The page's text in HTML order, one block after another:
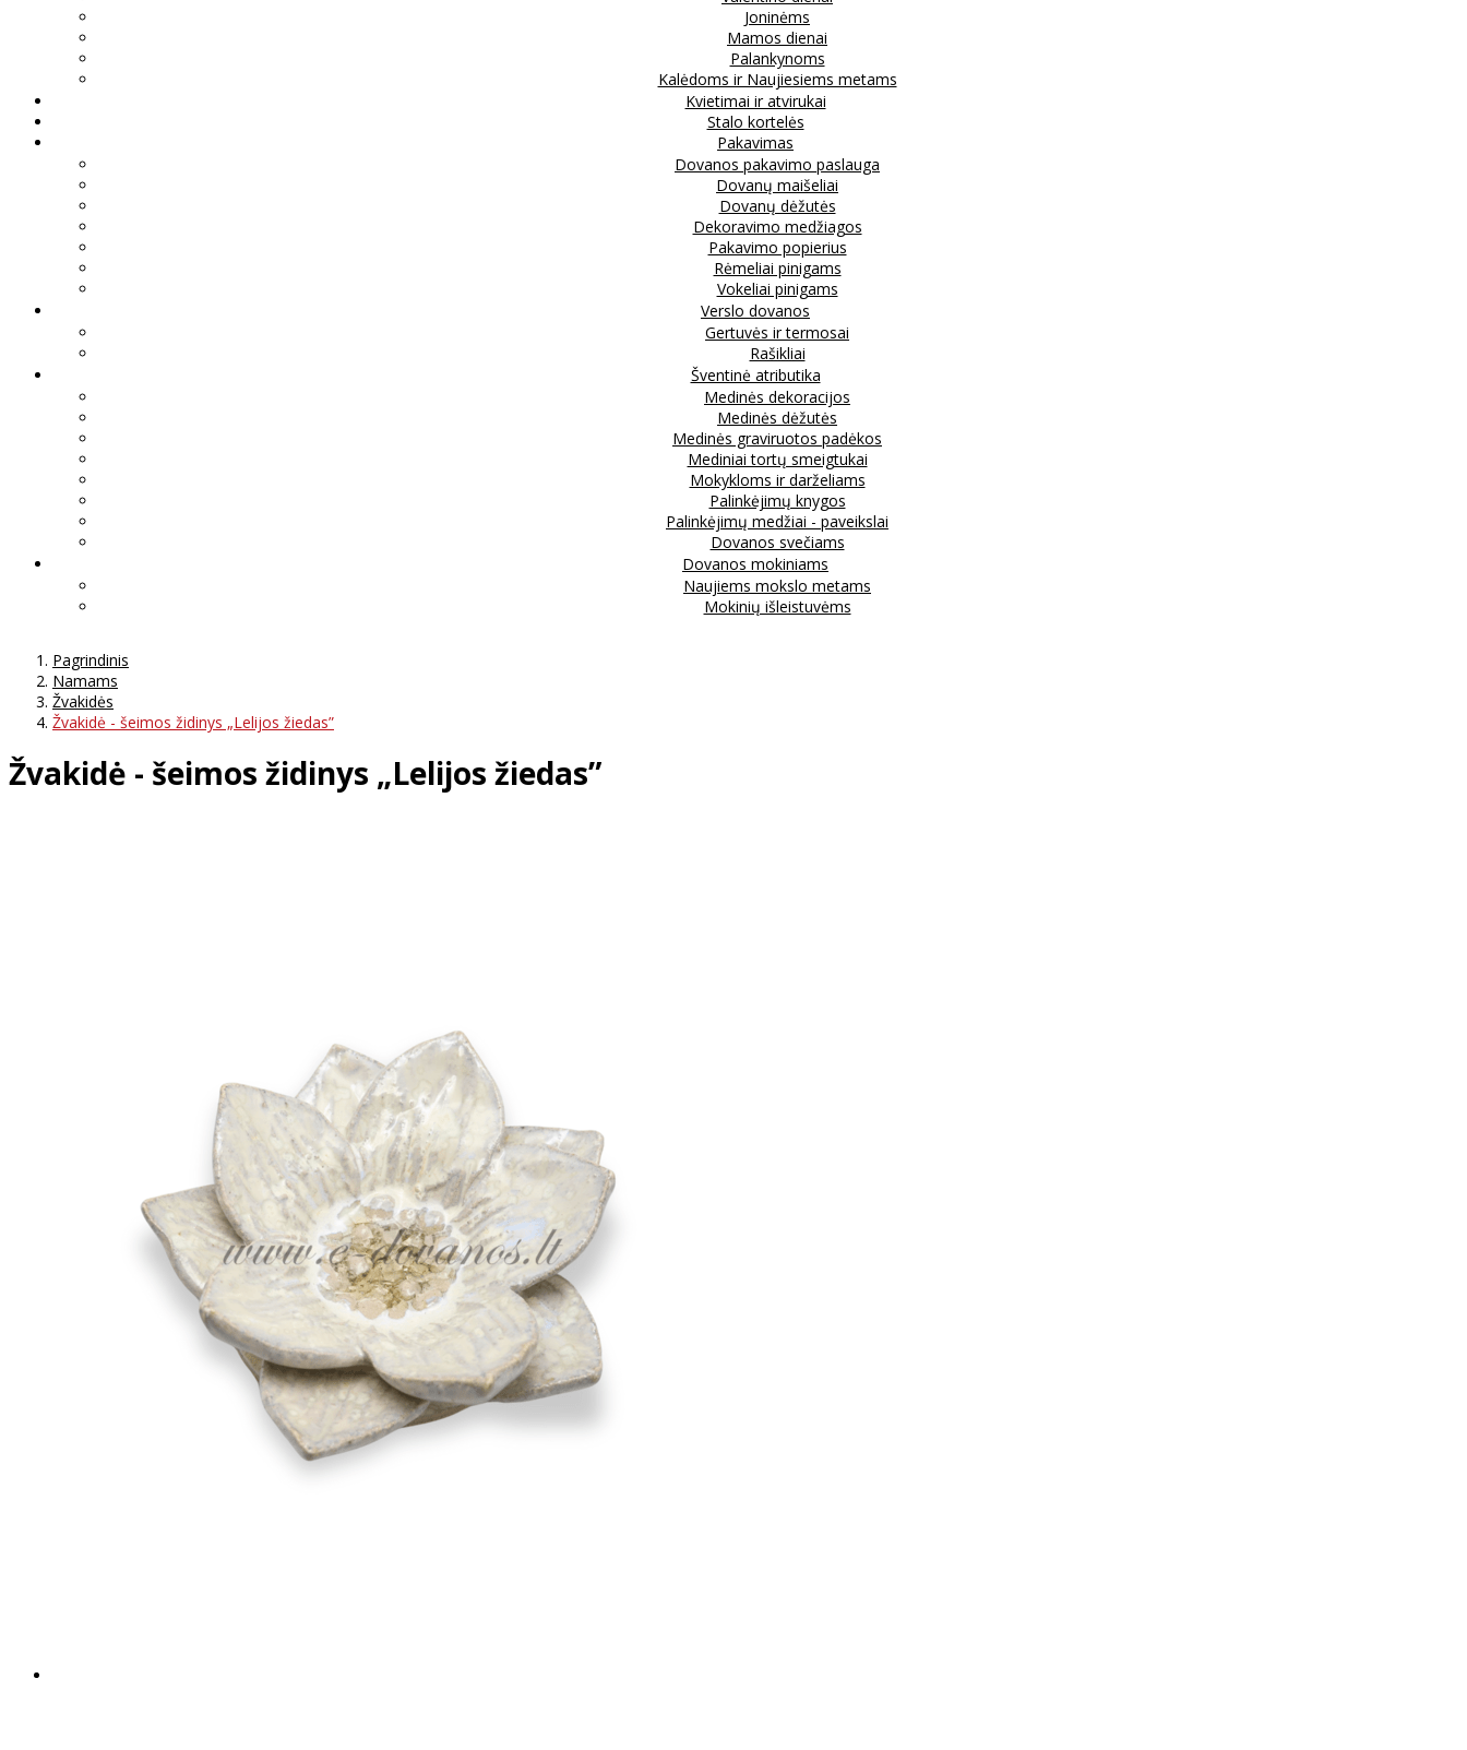
Joninėms
Mamos dienai
Palankynoms
Kalėdoms ir Naujiesiems metams
Kvietimai ir atvirukai
Stalo kortelės
Pakavimas
Dovanos pakavimo paslauga
Dovanų maišeliai
Dovanų dėžutės
Dekoravimo medžiagos
Pakavimo popierius
Rėmeliai pinigams
Vokeliai pinigams
Verslo dovanos
Gertuvės ir termosai
Rašikliai
Šventinė atributika
Medinės dekoracijos
Medinės dėžutės
Medinės graviruotos padėkos
Mediniai tortų smeigtukai
Mokykloms ir darželiams
Palinkėjimų knygos
Palinkėjimų medžiai - paveikslai
Dovanos svečiams
Dovanos mokiniams
Naujiems mokslo metams
Mokinių išleistuvėms
Pagrindinis
Namams
Žvakidės
Žvakidė - šeimos židinys „Lelijos žiedas”
Žvakidė - šeimos židinys „Lelijos žiedas”